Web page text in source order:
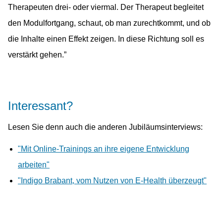
Therapeuten drei- oder viermal. Der Therapeut begleitet
den Modulfortgang, schaut, ob man zurechtkommt, und ob
die Inhalte einen Effekt zeigen. In diese Richtung soll es
verstärkt gehen.”
Interessant?
Lesen Sie denn auch die anderen Jubiläumsinterviews:
"Mit Online-Trainings an ihre eigene Entwicklung
arbeiten"
"Indigo Brabant, vom Nutzen von E-Health überzeugt"